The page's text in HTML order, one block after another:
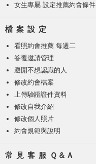
女生專屬 設定推薦約會條件
檔 案 設 定
看照約會推薦 每週二
答覆邀請管理
避開不想認識的人
修改約會檔案
上傳驗證證件資料
修改自我介紹
修改個人照片
約會規範與說明
常 見 客 服 Ｑ＆Ａ